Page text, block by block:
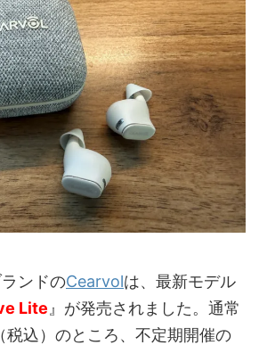
ンドのCearvolは、最新モデル
Lite 』が発売されました。通常
込）のところ、不定期開催の